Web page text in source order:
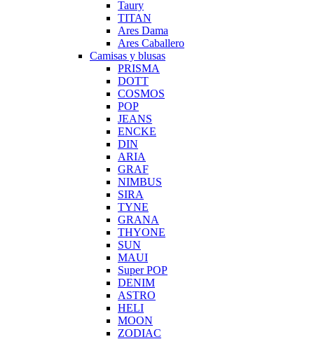
Taury
TITAN
Ares Dama
Ares Caballero
Camisas y blusas
PRISMA
DOTT
COSMOS
POP
JEANS
ENCKE
DIN
ARIA
GRAF
NIMBUS
SIRA
TYNE
GRANA
THYONE
SUN
MAUI
Super POP
DENIM
ASTRO
HELI
MOON
ZODIAC